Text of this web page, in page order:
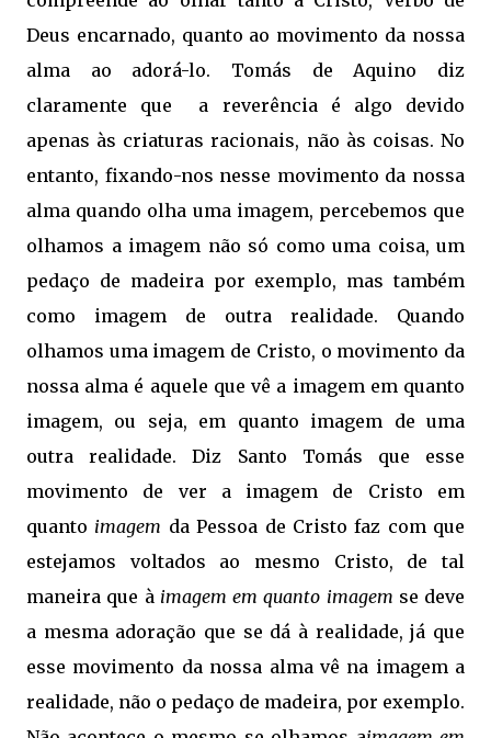
Deus encarnado, quanto ao movimento da nossa
alma ao adorá-lo. Tomás de Aquino diz
claramente que a reverência é algo devido
apenas às criaturas racionais, não às coisas. No
entanto, fixando-nos nesse movimento da nossa
alma quando olha uma imagem, percebemos que
olhamos a imagem não só como uma coisa, um
pedaço de madeira por exemplo, mas também
como imagem de outra realidade. Quando
olhamos uma imagem de Cristo, o movimento da
nossa alma é aquele que vê a imagem em quanto
imagem, ou seja, em quanto imagem de uma
outra realidade. Diz Santo Tomás que esse
movimento de ver a imagem de Cristo em
quanto imagem da Pessoa de Cristo faz com que
estejamos voltados ao mesmo Cristo, de tal
maneira que à imagem em quanto imagem se deve
a mesma adoração que se dá à realidade, já que
esse movimento da nossa alma vê na imagem a
realidade, não o pedaço de madeira, por exemplo.